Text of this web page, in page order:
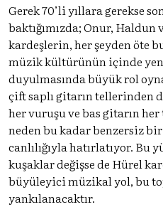
Gerek 70’li yıllara gerekse
baktığımızda; Onur, Haldun
kardeşlerin, her şeyden öte
müzik kültürünün içinde
duyulmasında büyük rol
çift saplı gitarın tellerinden
her vuruşu ve bas gitarın her
neden bu kadar benzersiz
canlılığıyla hatırlatıyor. Bu
kuşaklar değişse de Hürel
büyüleyici müzikal yol, bu
yankılanacaktır.